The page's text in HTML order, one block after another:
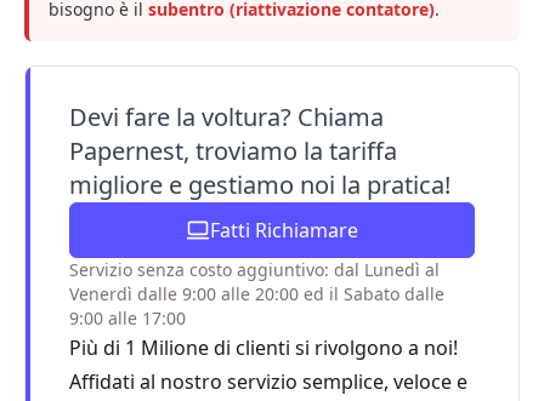
bisogno è il subentro (riattivazione contatore).
Devi fare la voltura? Chiama
Papernest, troviamo la tariffa
migliore e gestiamo noi la pratica!
Fatti Richiamare
Servizio senza costo aggiuntivo: dal Lunedì al
Venerdì dalle 9:00 alle 20:00 ed il Sabato dalle
9:00 alle 17:00
Più di 1 Milione di clienti si rivolgono a noi!
Affidati al nostro servizio semplice, veloce e